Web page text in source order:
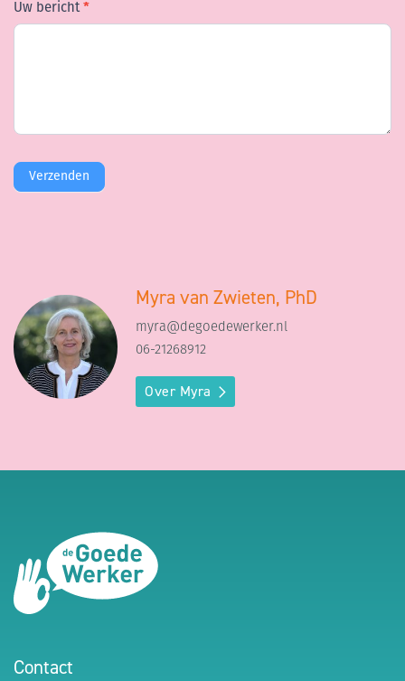
Uw bericht *
Verzenden
Myra van Zwieten, PhD
myra@degoedewerker.nl
06-21268912
Over Myra
Contact